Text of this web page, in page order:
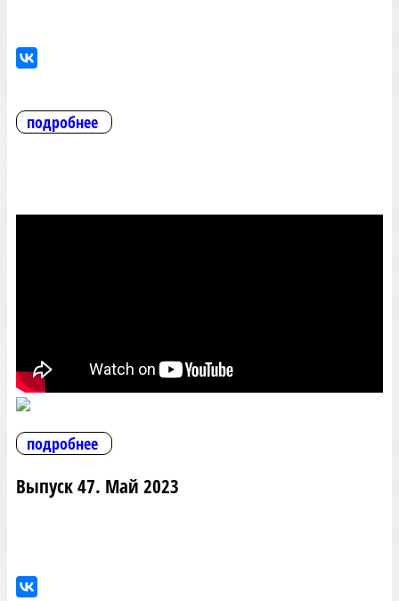
подробнее
подробнее
Выпуск 47. Май 2023